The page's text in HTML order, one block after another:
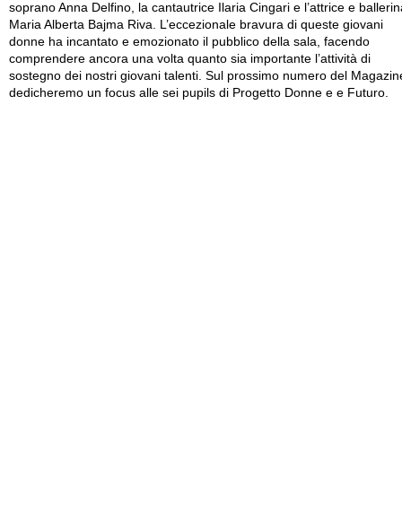
soprano Anna Delfino, la cantautrice Ilaria Cingari e l’attrice e
Maria Alberta Bajma Riva. L’eccezionale bravura di queste giovani
donne ha incantato e emozionato il pubblico della sala, facendo
comprendere ancora una volta quanto sia importante l’attività di
sostegno dei nostri giovani talenti. Sul prossimo numero del
dedicheremo un focus alle sei pupils di Progetto Donne e e Futuro.